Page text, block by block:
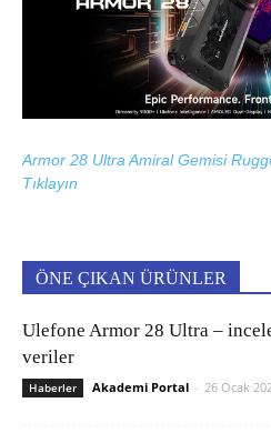
Armor 28 Ultra Amiral Gemisi
Tıklayın
ÖNE ÇIKAN ÜRÜNLER
Ulefone Armor 28 Ultra –
veriler
Haberler Akademi Portal - 26 Ocak